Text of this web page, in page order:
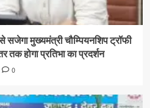
मुख्यमंत्री चौम्पियनशिप ट्रॉफी
तक होगा प्रतिभा का प्रदर्शन
0